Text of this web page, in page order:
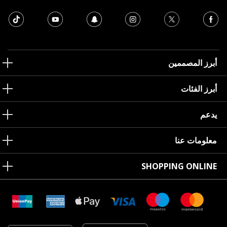
أبرز المصممين
أبرز الفئات
يدعم
معلومات عنا
SHOPPING ONLINE